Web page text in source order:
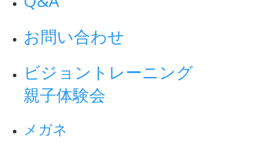
お問い合わせ
ビジョントレーニング
親子体験会
メガネ